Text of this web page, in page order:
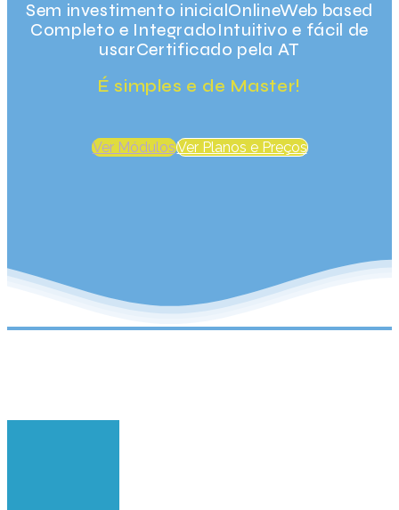
Sem investimento inicial OnlineWeb based
Completo e IntegradoIntuitivo e fácil de
usarCertificado pela AT
É simples e de Master!
Ver MódulosVer Planos e Preços